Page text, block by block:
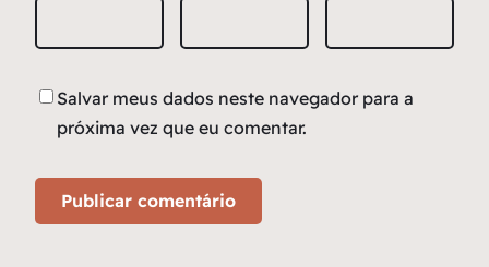
Salvar meus dados neste navegador para a
próxima vez que eu comentar.